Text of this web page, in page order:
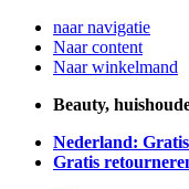
naar navigatie
Naar content
Naar winkelmand
Beauty,
Nederland:
Gratis